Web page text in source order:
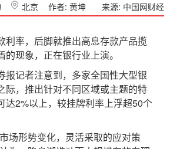
北京 作者: 黄坤 来源: 中国网财经
率，后脚就推出高息存款产品揽
现象，正在银行业上演。
记者注意到，多家全国性大型银
际，推出针对不同区域或主题的特
达2%以上，较挂牌利率上浮超50个
形势变化，灵活采取的应对策